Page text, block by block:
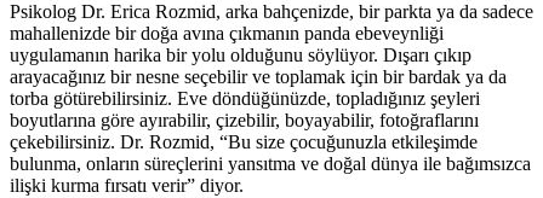
Psikolog Dr. Erica Rozmid, arka bahçenizde, bir parkta ya da sadece
mahallenizde bir doğa avına çıkmanın panda ebeveynliği
uygulamanın harika bir yolu olduğunu söylüyor. Dışarı çıkıp
arayacağınız bir nesne seçebilir ve toplamak için bir bardak ya da
torba götürebilirsiniz. Eve döndüğünüzde, topladığınız şeyleri
boyutlarına göre ayırabilir, çizebilir, boyayabilir, fotoğraflarını
çekebilirsiniz. Dr. Rozmid, “Bu size çocuğunuzla etkileşimde
bulunma, onların süreçlerini yansıtma ve doğal dünya ile bağımsızca
ilişki kurma fırsatı verir” diyor.